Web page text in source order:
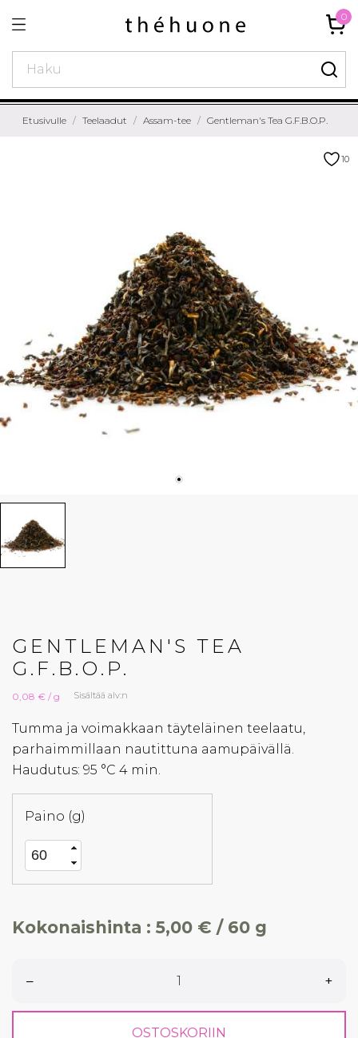
0
Etusivulle Teelaadut Assam-tee Gentleman's Tea G.F.B.O.P.
10
GENTLEMAN'S TEA
G.F.B.O.P.
0,08 € / g Sisältää alv:n
Tumma ja voimakkaan täyteläinen teelaatu,
parhaimmillaan nautittuna aamupäivällä.
Haudutus: 95 °C 4 min.
Paino (g)
Kokonaishinta : 5,00 € / 60 g
– +
OSTOSKORIIN